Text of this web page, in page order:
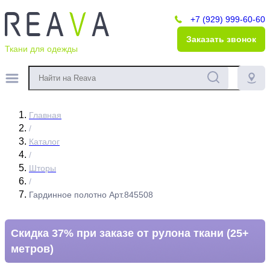
Ткани для одежды
+7 (929) 999-60-60
Заказать звонок
Главная
/
Каталог
/
Шторы
/
Гардинное полотно Арт.845508
Скидка 37% при заказе от рулона ткани (25+
метров)